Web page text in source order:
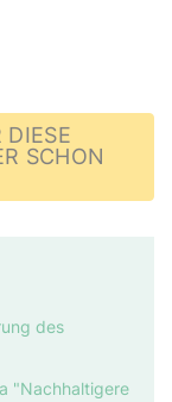
DIESE
SCHON
des
"Nachhaltigere